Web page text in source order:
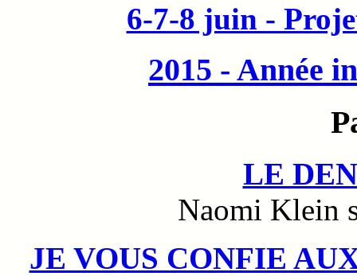
6-7-8 juin -
2015 - Année
LE
Naomi Klein
JE VOUS CONFIE